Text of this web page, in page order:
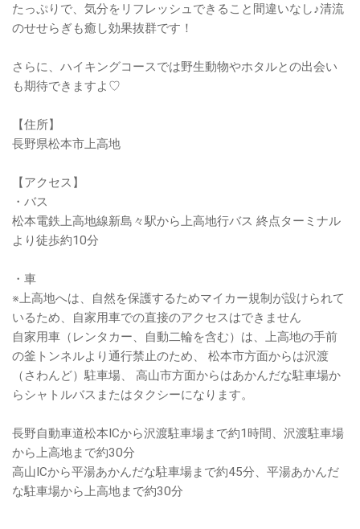
たっぷりで、気分をリフレッシュできること間違いなし♪清流
のせせらぎも癒し効果抜群です！
さらに、ハイキングコースでは野生動物やホタルとの出会い
も期待できますよ♡
【住所】
長野県松本市上高地
【アクセス】
・バス
松本電鉄上高地線新島々駅から上高地行バス 終点ターミナル
より徒歩約10分
・車
※上高地へは、自然を保護するためマイカー規制が設けられて
いるため、自家用車での直接のアクセスはできません
自家用車（レンタカー、自動二輪を含む）は、上高地の手前
の釜トンネルより通行禁止のため、 松本市方面からは沢渡
（さわんど）駐車場、 高山市方面からはあかんだな駐車場か
らシャトルバスまたはタクシーになります。
長野自動車道松本ICから沢渡駐車場まで約1時間、沢渡駐車場
から上高地まで約30分
高山ICから平湯あかんだな駐車場まで約45分、平湯あかんだ
な駐車場から上高地まで約30分